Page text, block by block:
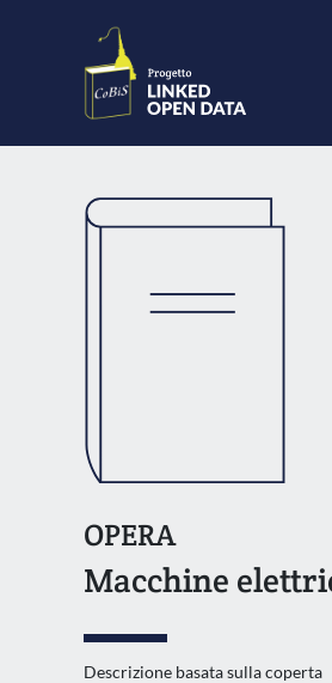
OPERA
Macchine
Descrizione basata sulla coperta